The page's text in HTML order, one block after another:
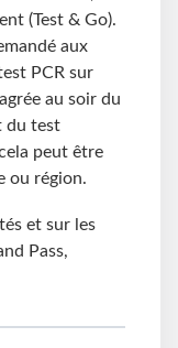
(Test & Go).
aux
PCR sur
au soir du
du test
peut être
ou région.
et sur les
Pass,